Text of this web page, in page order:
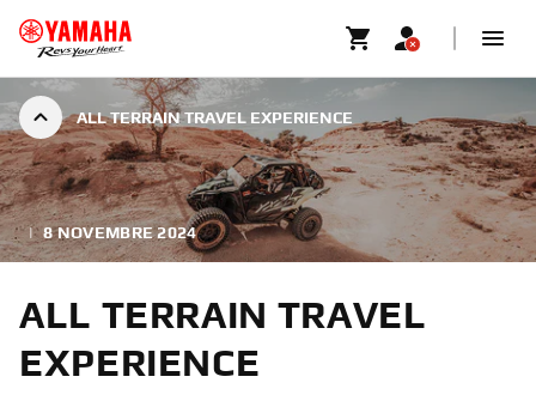
ALL TERRAIN TRAVEL EXPERIENCE
| 8 NOVEMBRE 2024
ALL TERRAIN TRAVEL
EXPERIENCE